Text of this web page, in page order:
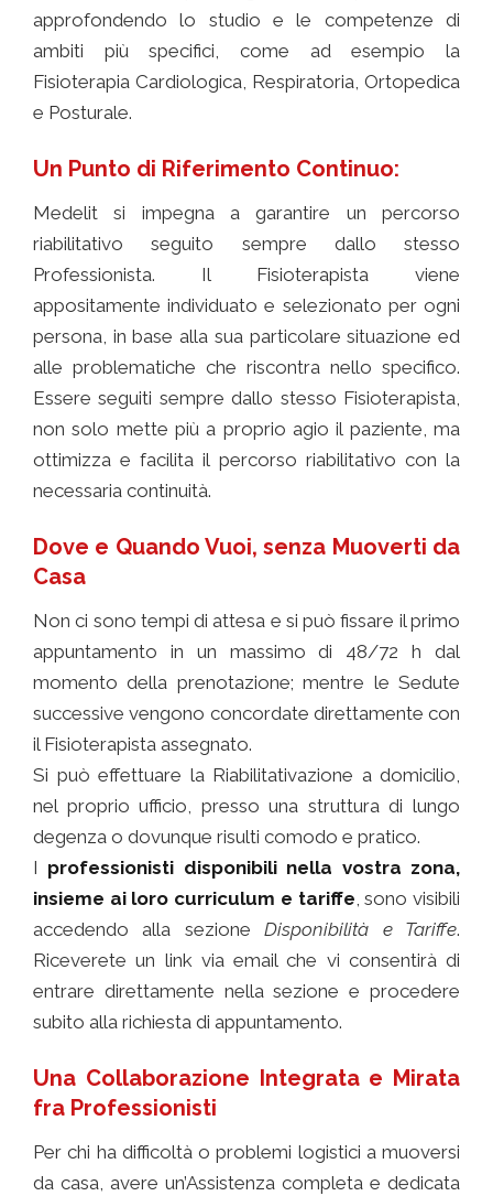
approfondendo lo studio e le competenze di
ambiti più specifici, come ad esempio la
Fisioterapia Cardiologica, Respiratoria, Ortopedica
e Posturale.
Un Punto di Riferimento Continuo:
Medelit si impegna a garantire un percorso
riabilitativo seguito sempre dallo stesso
Professionista. Il Fisioterapista viene
appositamente individuato e selezionato per ogni
persona, in base alla sua particolare situazione ed
alle problematiche che riscontra nello specifico.
Essere seguiti sempre dallo stesso Fisioterapista,
non solo mette più a proprio agio il paziente, ma
ottimizza e facilita il percorso riabilitativo con la
necessaria continuità.
Dove e Quando Vuoi, senza Muoverti da
Casa
Non ci sono tempi di attesa e si può fissare il primo
appuntamento in un massimo di 48/72 h dal
momento della prenotazione; mentre le Sedute
successive vengono concordate direttamente con
il Fisioterapista assegnato.
Si può effettuare la Riabilitativazione a domicilio,
nel proprio ufficio, presso una struttura di lungo
degenza o dovunque risulti comodo e pratico.
I professionisti disponibili nella vostra zona,
insieme ai loro curriculum e tariffe, sono visibili
accedendo alla sezioneDisponibilità e Tariffe.
Riceverete un link via email che vi consentirà di
entrare direttamente nella sezione e procedere
subito alla richiesta di appuntamento.
Una Collaborazione Integrata e Mirata
fra Professionisti
Per chi ha difficoltà o problemi logistici a muoversi
da casa, avere un’Assistenza completa e dedicata